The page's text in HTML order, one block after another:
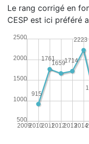
Le rang corrigé en
CESP est ici préféré
200920102011201220132014
500
1000
1500
2000
2500 2223
1714
1659
1761
915